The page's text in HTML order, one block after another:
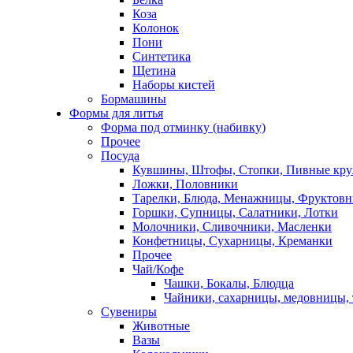
Коза
Колонок
Пони
Синтетика
Щетина
Наборы кистей
Бормашины
Формы для литья
Форма под отминку (набивку)
Прочее
Посуда
Кувшины, Штофы, Стопки, Пивные
Ложки, Половники
Тарелки, Блюда, Менажницы,
Горшки, Супницы, Салатники, Лотки
Молочники, Сливочники, Масленки
Конфетницы, Сухарницы, Креманки
Прочее
Чай/Кофе
Чашки, Бокалы, Блюдца
Чайники, сахарницы, медовницы,
Сувениры
Животные
Вазы